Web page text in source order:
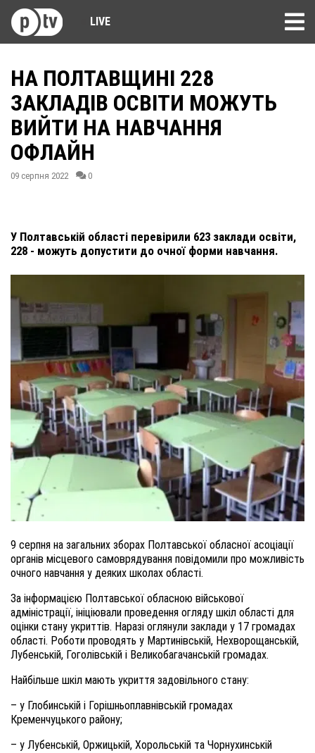
LIVE
НА ПОЛТАВЩИНІ 228
ЗАКЛАДІВ ОСВІТИ МОЖУТЬ
ВИЙТИ НА НАВЧАННЯ
ОФЛАЙН
09 серпня 2022 0
У Полтавській області перевірили 623 заклади освіти,
228 - можуть допустити до очної форми навчання.
9 серпня на загальних зборах Полтавської обласної асоціації
органів місцевого самоврядування повідомили про можливість
очного навчання у деяких школах області.
За інформацією Полтавської обласною військової
адміністрації, ініціювали проведення огляду шкіл області для
оцінки стану укриттів. Наразі оглянули заклади у 17 громадах
області. Роботи проводять у Мартинівській, Нехворощанській,
Лубенській, Гоголівській і Великобагачанській громадах.
Найбільше шкіл мають укриття задовільного стану:
– у Глобинській і Горішньоплавнівській громадах
Кременчуцького району;
– у Лубенській, Оржицькій, Хорольській та Чорнухинській